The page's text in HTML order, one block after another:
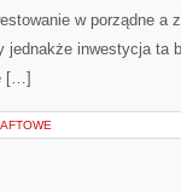
w porządne a
inwestycja ta
[…]